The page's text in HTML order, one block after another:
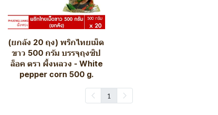
(ยกลัง 20 ถุง) พริกไทยเม็ด
ขาว 500 กรัม บรรจุถุงซิป
ล็อค ตรา ผึ้งหลวง - White
pepper corn 500 g.
1